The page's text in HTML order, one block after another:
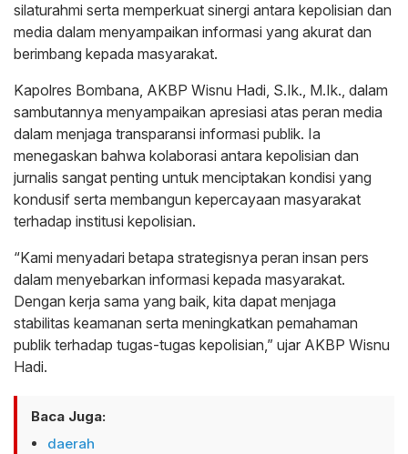
silaturahmi serta memperkuat sinergi antara kepolisian dan
media dalam menyampaikan informasi yang akurat dan
berimbang kepada masyarakat.
Kapolres Bombana, AKBP Wisnu Hadi, S.Ik., M.Ik., dalam
sambutannya menyampaikan apresiasi atas peran media
dalam menjaga transparansi informasi publik. Ia
menegaskan bahwa kolaborasi antara kepolisian dan
jurnalis sangat penting untuk menciptakan kondisi yang
kondusif serta membangun kepercayaan masyarakat
terhadap institusi kepolisian.
“Kami menyadari betapa strategisnya peran insan pers
dalam menyebarkan informasi kepada masyarakat.
Dengan kerja sama yang baik, kita dapat menjaga
stabilitas keamanan serta meningkatkan pemahaman
publik terhadap tugas-tugas kepolisian,” ujar AKBP Wisnu
Hadi.
Baca Juga:
daerah